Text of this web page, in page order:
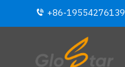
+86-19554276139